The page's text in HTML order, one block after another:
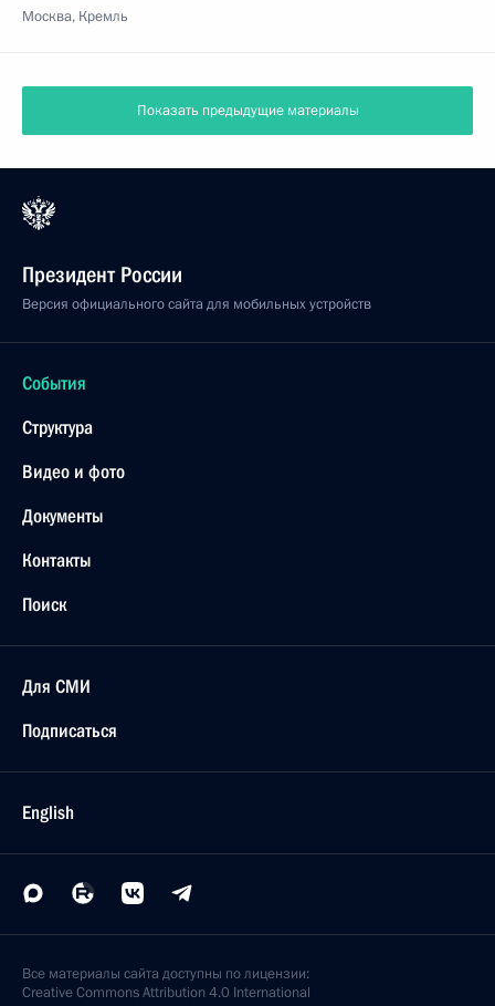
Москва, Кремль
Показать предыдущие материалы
Президент России
Версия официального сайта для мобильных устройств
События
Структура
Видео и фото
Документы
Контакты
Поиск
Для СМИ
Подписаться
English
Все материалы сайта доступны по лицензии:
Creative Commons Attribution 4.0 International